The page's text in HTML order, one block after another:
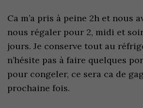
Ca m’a pris à peine 2h et nous
nous régaler pour 2, midi et
jours. Je conserve tout au
n’hésite pas à faire quelques
pour congeler, ce sera ca de
prochaine fois.